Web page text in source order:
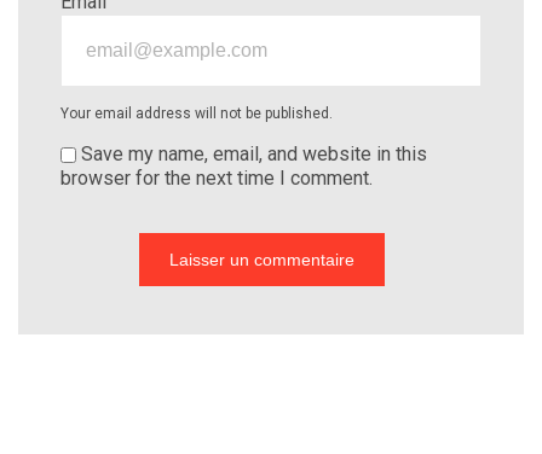
Your email address will not be published.
Save my name, email, and website in this
browser for the next time I comment.